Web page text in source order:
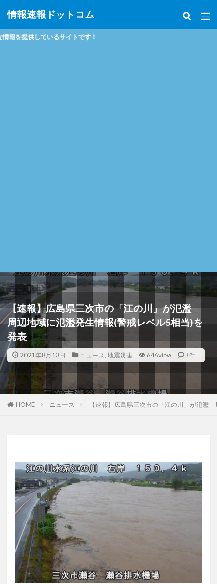
情報速報ドットコム
サイトです！
【速報】広島県三次市の「江の川」が氾濫
周辺地域に氾濫発生情報(警戒レベル5相当)を
発表
2021年8月13日 ニュース, 地震災害 646view 3件
HOME ニュース 【速報】広島県三次市の「江の川」が氾